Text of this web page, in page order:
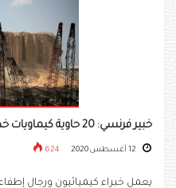
خبير فرنسي: 20 حاوية كيماويات خطرة باقية في مرفأ بيروت
624
يعمل خبراء كيميائيون ورجال